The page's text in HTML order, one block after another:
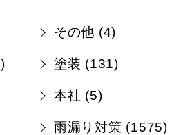
その他 (4)
) 塗装 (131)
本社 (5)
雨漏り対策 (1575)